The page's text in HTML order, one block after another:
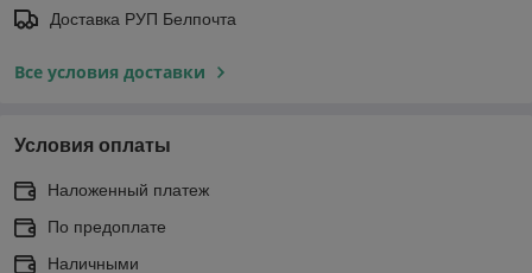
Доставка РУП Белпочта
Все условия доставки
Условия оплаты
Наложенный платеж
По предоплате
Наличными